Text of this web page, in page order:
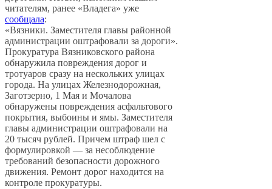
читателям, ранее «Владега» уже
сообщала:
«Вязники. Заместителя главы районной
администрации оштрафовали за дороги».
Прокуратура Вязниковского района
обнаружила повреждения дорог и
тротуаров сразу на нескольких улицах
города. На улицах Железнодорожная,
Заготзерно, 1 Мая и Мочалова
обнаружены повреждения асфальтового
покрытия, выбоины и ямы. Заместителя
главы администрации оштрафовали на
20 тысяч рублей. Причем штраф шел с
формулировкой — за несоблюдение
требований безопасности дорожного
движения. Ремонт дорог находится на
контроле прокуратуры.